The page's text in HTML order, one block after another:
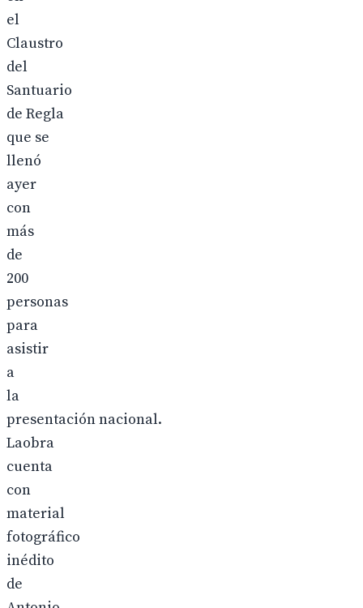
el
Claustro
del
Santuario
de Regla
que se
llenó
ayer
con
más
de
200
personas
para
asistir
a
la
presentación nacional.
Laobra
cuenta
con
material
fotográfico
inédito
de